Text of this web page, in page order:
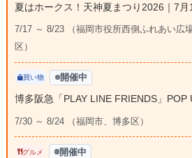
夏はホークス！天神夏まつり2026｜7
7/17 ～ 8/23 （福岡市役所西側ふれあい広
区）
買い物 開催中
博多阪急「PLAY LINE FRIENDS」POP
7/30 ～ 8/24 （福岡市、博多区）
グルメ 開催中